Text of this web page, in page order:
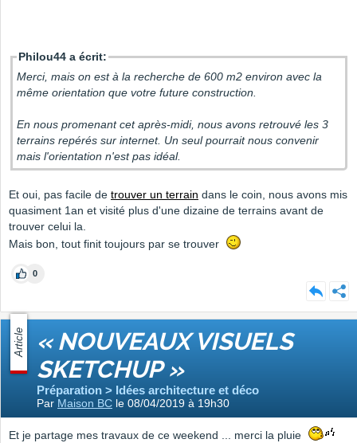
Philou44 a écrit:
Merci, mais on est à la recherche de 600 m2 environ avec la
même orientation que votre future construction.
En nous promenant cet après-midi, nous avons retrouvé les 3
terrains repérés sur internet. Un seul pourrait nous convenir
mais l'orientation n'est pas idéal.
Et oui, pas facile de trouver un terrain dans le coin, nous avons mis
quasiment 1an et visité plus d'une dizaine de terrains avant de
trouver celui la.
Mais bon, tout finit toujours par se trouver
0
Article « NOUVEAUX VISUELS
SKETCHUP »
Préparation > Idées architecture et déco
Par Maison BC le 08/04/2019 à 19h30
Et je partage mes travaux de ce weekend ... merci la pluie